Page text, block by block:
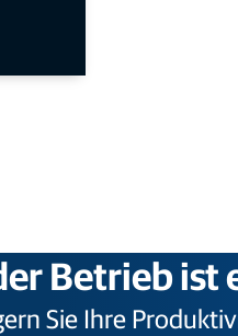
Betrieb ist
Sie Ihre